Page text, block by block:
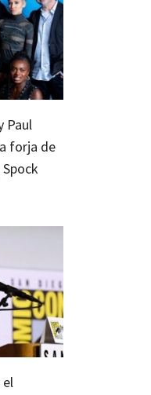
Paul
forja de
el